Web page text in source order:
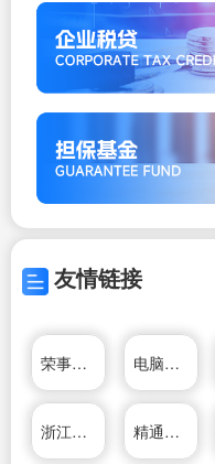
友情链接
荣事达厨卫电器有限公司 电脑维修技术网
浙江帅丰电器有限公司 精通维修下载站